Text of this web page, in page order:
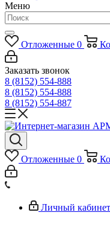
Меню
Отложенные 0
Заказать звонок
8 (8152) 554-888
8 (8152) 554-888
8 (8152) 554-887
Отложенные 0
Личный кабинет